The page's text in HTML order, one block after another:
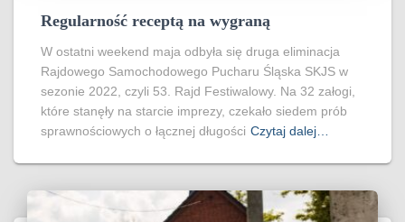
Regularność receptą na wygraną
W ostatni weekend maja odbyła się druga eliminacja
Rajdowego Samochodowego Pucharu Śląska SKJS w
sezonie 2022, czyli 53. Rajd Festiwalowy. Na 32 załogi,
które stanęły na starcie imprezy, czekało siedem prób
sprawnościowych o łącznej długości Czytaj dalej…